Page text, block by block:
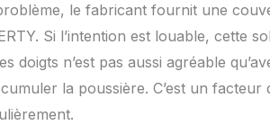
le fabricant fournit une
Si l’intention est louable, cette
doigts n’est pas aussi agréable
la poussière. C’est un